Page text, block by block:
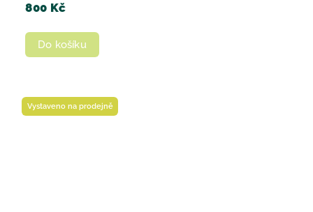
800 Kč
Do košíku
Vystaveno na prodejně